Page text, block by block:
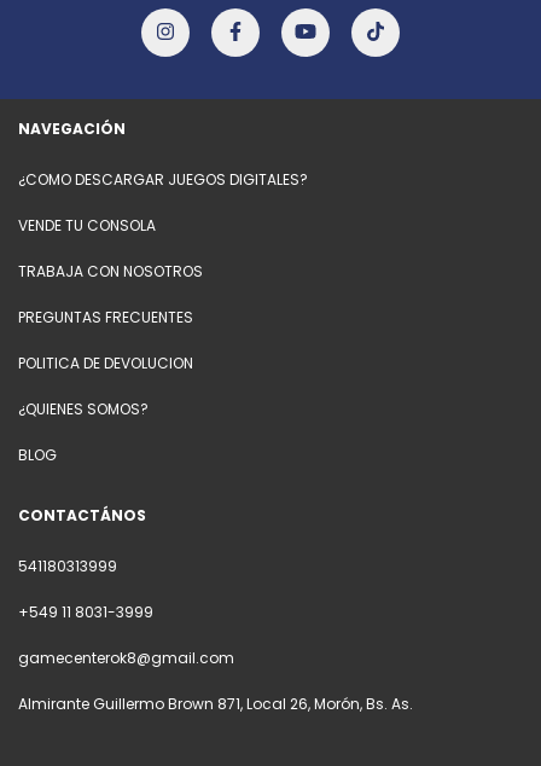
NAVEGACIÓN
¿COMO DESCARGAR JUEGOS DIGITALES?
VENDE TU CONSOLA
TRABAJA CON NOSOTROS
PREGUNTAS FRECUENTES
POLITICA DE DEVOLUCION
¿QUIENES SOMOS?
BLOG
CONTACTÁNOS
541180313999
+549 11 8031-3999
gamecenterok8@gmail.com
Almirante Guillermo Brown 871, Local 26, Morón, Bs. As.